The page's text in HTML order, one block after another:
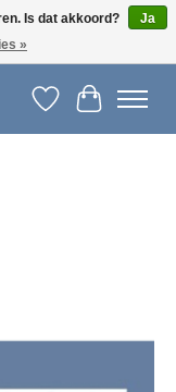
Verlanglijst
Is dat akkoord?
Ja
»